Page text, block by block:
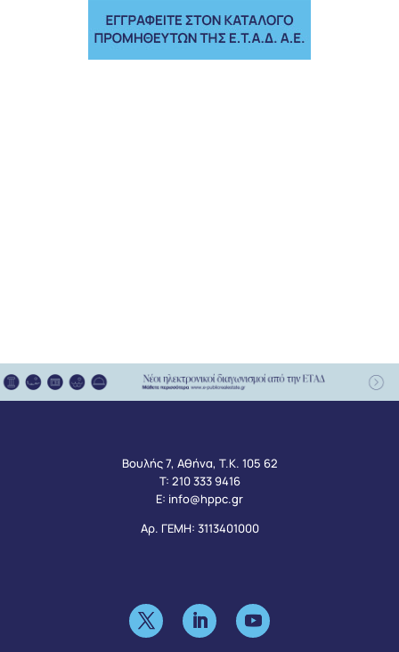
Βουλής 7, Αθήνα, Τ.Κ. 105 62
Τ: 210 333 9416
Ε: info@hppc.gr
Αρ. ΓΕΜΗ: 3113401000